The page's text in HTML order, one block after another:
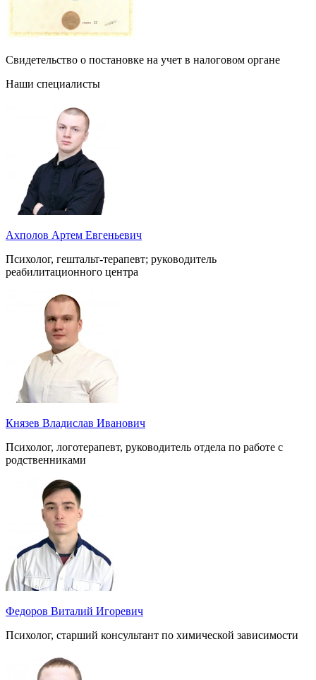
Свидетельство о постановке на учет в налоговом органе
Наши специалисты
Ахполов Артем Евгеньевич
Психолог, гештальт-терапевт; руководитель
реабилитационного центра
Князев Владислав Иванович
Психолог, логотерапевт, руководитель отдела по работе с
родственниками
Федоров Виталий Игоревич
Психолог, старший консультант по химической зависимости